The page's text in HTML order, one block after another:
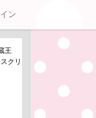
ン
王
クリ